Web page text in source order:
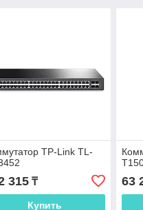
TP-Link TL-
315₸
Купить
63